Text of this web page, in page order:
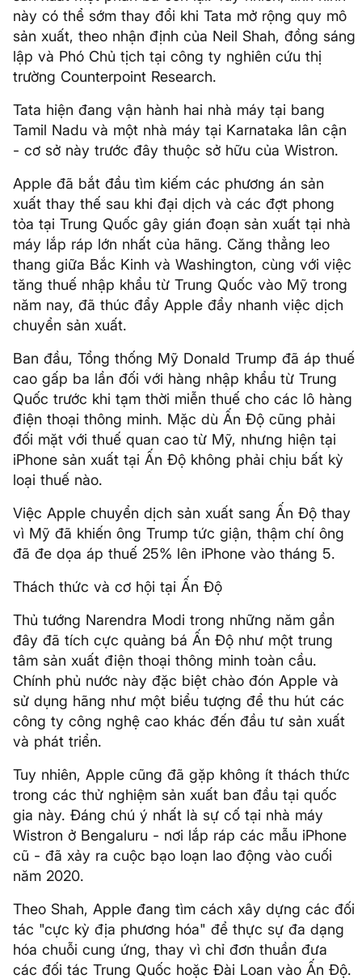
này có thể sớm thay đổi khi Tata mở rộng quy mô
sản xuất, theo nhận định của Neil Shah, đồng sáng
lập và Phó Chủ tịch tại công ty nghiên cứu thị
trường Counterpoint Research.
Tata hiện đang vận hành hai nhà máy tại bang
Tamil Nadu và một nhà máy tại Karnataka lân cận
- cơ sở này trước đây thuộc sở hữu của Wistron.
Apple đã bắt đầu tìm kiếm các phương án sản
xuất thay thế sau khi đại dịch và các đợt phong
tỏa tại Trung Quốc gây gián đoạn sản xuất tại nhà
máy lắp ráp lớn nhất của hãng. Căng thẳng leo
thang giữa Bắc Kinh và Washington, cùng với việc
tăng thuế nhập khẩu từ Trung Quốc vào Mỹ trong
năm nay, đã thúc đẩy Apple đẩy nhanh việc dịch
chuyển sản xuất.
Ban đầu, Tổng thống Mỹ Donald Trump đã áp thuế
cao gấp ba lần đối với hàng nhập khẩu từ Trung
Quốc trước khi tạm thời miễn thuế cho các lô hàng
điện thoại thông minh. Mặc dù Ấn Độ cũng phải
đối mặt với thuế quan cao từ Mỹ, nhưng hiện tại
iPhone sản xuất tại Ấn Độ không phải chịu bất kỳ
loại thuế nào.
Việc Apple chuyển dịch sản xuất sang Ấn Độ thay
vì Mỹ đã khiến ông Trump tức giận, thậm chí ông
đã đe dọa áp thuế 25% lên iPhone vào tháng 5.
Thách thức và cơ hội tại Ấn Độ
Thủ tướng Narendra Modi trong những năm gần
đây đã tích cực quảng bá Ấn Độ như một trung
tâm sản xuất điện thoại thông minh toàn cầu.
Chính phủ nước này đặc biệt chào đón Apple và
sử dụng hãng như một biểu tượng để thu hút các
công ty công nghệ cao khác đến đầu tư sản xuất
và phát triển.
Tuy nhiên, Apple cũng đã gặp không ít thách thức
trong các thử nghiệm sản xuất ban đầu tại quốc
gia này. Đáng chú ý nhất là sự cố tại nhà máy
Wistron ở Bengaluru - nơi lắp ráp các mẫu iPhone
cũ - đã xảy ra cuộc bạo loạn lao động vào cuối
năm 2020.
Theo Shah, Apple đang tìm cách xây dựng các đối
tác "cực kỳ địa phương hóa" để thực sự đa dạng
hóa chuỗi cung ứng, thay vì chỉ đơn thuần đưa
các đối tác Trung Quốc hoặc Đài Loan vào Ấn Độ.